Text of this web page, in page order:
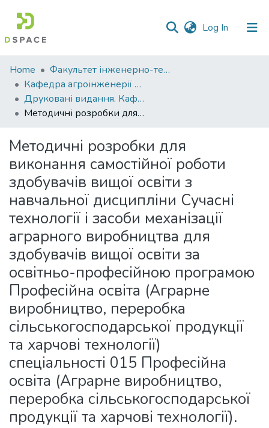
Log In (current)
Communities
&
Collections
All of DSpace
Statistics
Home
Факультет інженерно-технологічний
Кафедра агроінженерії та автомобільного транспорту
Друковані видання. Кафедра агроінженерії та автомобільного транспорту
Методичні розробки для виконання самостійної роботи здобувачів вищої освіти з навчальної дисципліни Сучасні технології і засоби механізації аграрного виробництва для здобувачів вищої освіти за освітньо-професійною програмою Професійна освіта (Аграрне виробництво, переробка сільськогосподарської продукції та харчові технології) спеціальності 015 Професійна освіта (Аграрне виробництво, переробка сільськогосподарської продукції та харчові технології).
Методичні розробки для
виконання самостійної роботи
здобувачів вищої освіти з
навчальної дисципліни Сучасні
технології і засоби механізації
аграрного виробництва для
здобувачів вищої освіти за
освітньо-професійною програмою
Професійна освіта (Аграрне
виробництво, переробка
сільськогосподарської продукції
та харчові технології)
спеціальності 015 Професійна
освіта (Аграрне виробництво,
переробка сільськогосподарської
продукції та харчові технології).